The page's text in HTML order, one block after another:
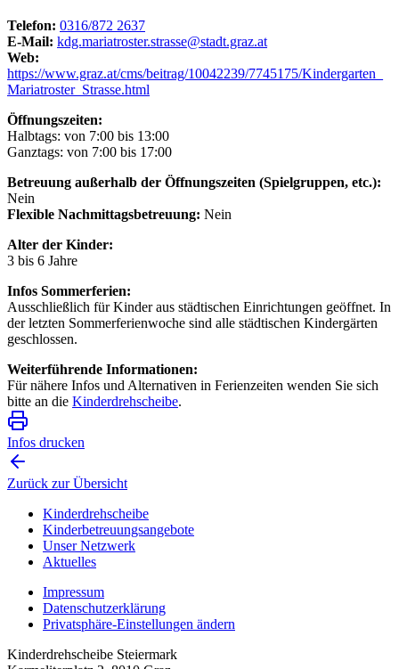
Telefon: 0316/872 2637
E-Mail: kdg.mariatroster.strasse@stadt.graz.at
Web:
https://www.graz.at/cms/beitrag/10042239/7745175/Kindergarten_
Mariatroster_Strasse.html
Öffnungszeiten:
Halbtags: von 7:00 bis 13:00
Ganztags: von 7:00 bis 17:00
Betreuung außerhalb der Öffnungszeiten (Spielgruppen, etc.):
Nein
Flexible Nachmittagsbetreuung: Nein
Alter der Kinder:
3 bis 6 Jahre
Infos Sommerferien:
Ausschließlich für Kinder aus städtischen Einrichtungen geöffnet. In
der letzten Sommerferienwoche sind alle städtischen Kindergärten
geschlossen.
Weiterführende Informationen:
Für nähere Infos und Alternativen in Ferienzeiten wenden Sie sich
bitte an die Kinderdrehscheibe.
Infos drucken
Zurück zur Übersicht
Kinderdrehscheibe
Kinderbetreuungs­angebote
Unser Netzwerk
Aktuelles
Impressum
Datenschutzerklärung
Privatsphäre-Einstellungen ändern
Kinderdrehscheibe Steiermark